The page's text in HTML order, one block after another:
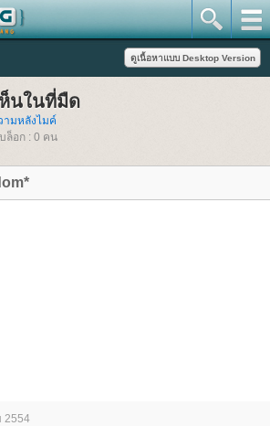
นในที่มืด
ามหลังไมค์
ล็อก : 0 คน
2554